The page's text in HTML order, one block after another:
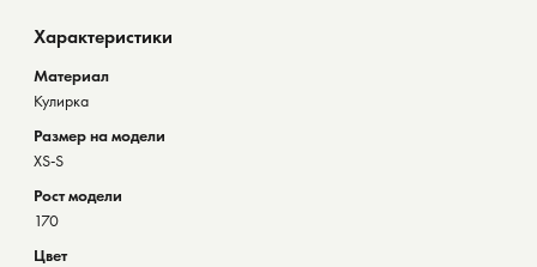
Характеристики
Материал
Кулирка
Размер на модели
XS-S
Рост модели
170
Цвет